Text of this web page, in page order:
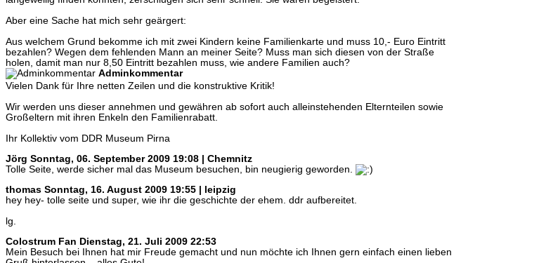
Aber eine Sache hat mich sehr geärgert:
Aus welchem Grund bekomme ich mit zwei Kindern keine Familienkarte und muss 10,- Euro Eintritt
bezahlen? Wegen dem fehlenden Mann an meiner Seite? Muss man sich diesen von der Straße
holen, damit man nur 8,50 Eintritt bezahlen muss, wie andere Familien auch?
Adminkommentar
Vielen Dank für Ihre netten Zeilen und die konstruktive Kritik!
Wir werden uns dieser annehmen und gewähren ab sofort auch alleinstehenden Elternteilen sowie
Großeltern mit ihren Enkeln den Familienrabatt.
Ihr Kollektiv vom DDR Museum Pirna
Jörg Sonntag, 06. September 2009 19:08 | Chemnitz
Tolle Seite, werde sicher mal das Museum besuchen, bin neugierig geworden.
thomas Sonntag, 16. August 2009 19:55 | leipzig
hey hey- tolle seite und super, wie ihr die geschichte der ehem. ddr aufbereitet.
lg.
Colostrum Fan Dienstag, 21. Juli 2009 22:53
Mein Besuch bei Ihnen hat mir Freude gemacht und nun möchte ich Ihnen gern einfach einen lieben